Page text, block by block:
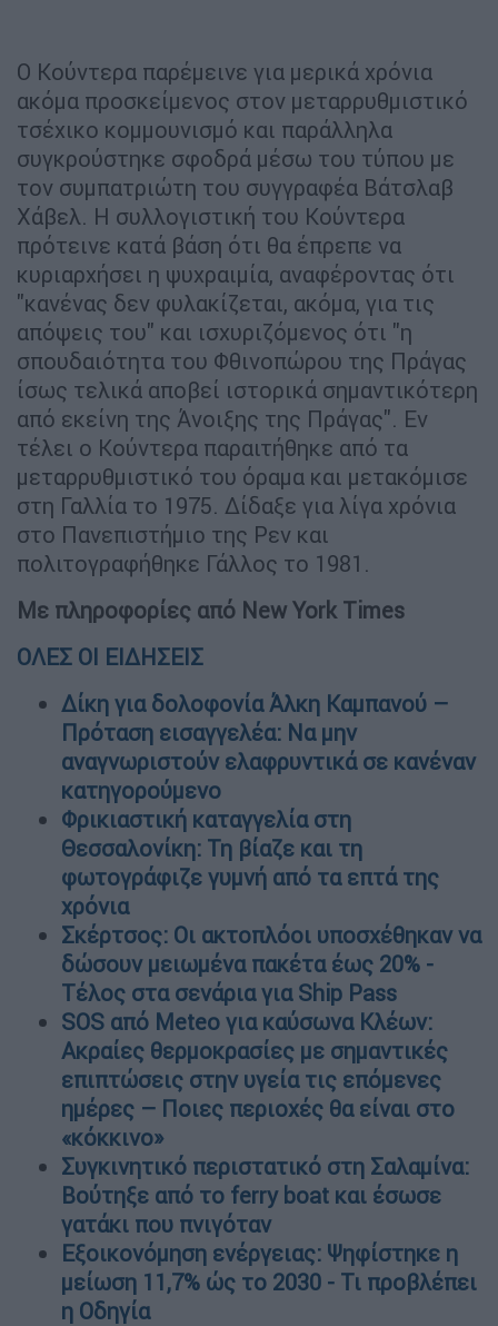
Ο Κούντερα παρέμεινε για μερικά χρόνια
ακόμα προσκείμενος στον μεταρρυθμιστικό
τσέχικο κομμουνισμό και παράλληλα
συγκρούστηκε σφοδρά μέσω του τύπου με
τον συμπατριώτη του συγγραφέα Βάτσλαβ
Χάβελ. Η συλλογιστική του Κούντερα
πρότεινε κατά βάση ότι θα έπρεπε να
κυριαρχήσει η ψυχραιμία, αναφέροντας ότι
"κανένας δεν φυλακίζεται, ακόμα, για τις
απόψεις του" και ισχυριζόμενος ότι "η
σπουδαιότητα του Φθινοπώρου της Πράγας
ίσως τελικά αποβεί ιστορικά σημαντικότερη
από εκείνη της Άνοιξης της Πράγας". Εν
τέλει ο Κούντερα παραιτήθηκε από τα
μεταρρυθμιστικό του όραμα και μετακόμισε
στη Γαλλία το 1975. Δίδαξε για λίγα χρόνια
στο Πανεπιστήμιο της Ρεν και
πολιτογραφήθηκε Γάλλος το 1981.
Με πληροφορίες από New York Times
ΟΛΕΣ ΟΙ ΕΙΔΗΣΕΙΣ
Δίκη για δολοφονία Άλκη Καμπανού –
Πρόταση εισαγγελέα: Να μην
αναγνωριστούν ελαφρυντικά σε κανέναν
κατηγορούμενο
Φρικιαστική καταγγελία στη
Θεσσαλονίκη: Τη βίαζε και τη
φωτογράφιζε γυμνή από τα επτά της
χρόνια
Σκέρτσος: Οι ακτοπλόοι υποσχέθηκαν να
δώσουν μειωμένα πακέτα έως 20% -
Τέλος στα σενάρια για Ship Pass
SOS από Meteo για καύσωνα Κλέων:
Ακραίες θερμοκρασίες με σημαντικές
επιπτώσεις στην υγεία τις επόμενες
ημέρες – Ποιες περιοχές θα είναι στο
«κόκκινο»
Συγκινητικό περιστατικό στη Σαλαμίνα:
Βούτηξε από το ferry boat και έσωσε
γατάκι που πνιγόταν
Εξοικονόμηση ενέργειας: Ψηφίστηκε η
μείωση 11,7% ώς το 2030 - Τι προβλέπει
η Οδηγία